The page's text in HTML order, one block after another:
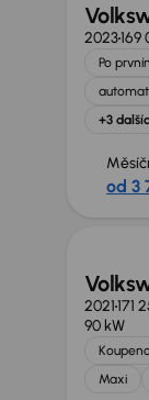
2023169
Po
+3
od 3
2021171
90 kW
Maxi